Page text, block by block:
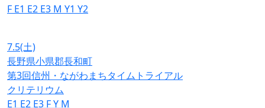
F E1 E2 E3 M Y1 Y2
7.5(土)
長野県小県郡長和町
第3回信州・ながわまちタイムトライアル
クリテリウム
E1 E2 E3 FY M